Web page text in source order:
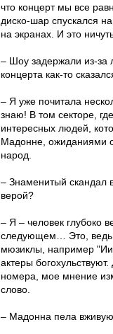
что концерт мы все
диско-шар спускался
на экранах. И это
– Шоу задержали из-за
концерта как-то
– Я уже почитала
знаю! В том секторе,
интересных людей,
Мадонне, ожиданиями
народ.
– Знаменитый скандал
верой?
– Я – человек глубоко
следующем… Это, ведь,
мюзиклы, например
актеры
номера, мое мнение
слово.
– Мадонна пела